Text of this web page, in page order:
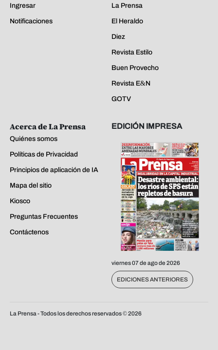
Ingresar
Notificaciones
La Prensa
El Heraldo
Diez
Revista Estilo
Buen Provecho
Revista E&N
GOTV
Acerca de La Prensa
Quiénes somos
Políticas de Privacidad
Principios de aplicación de IA
Mapa del sitio
Kiosco
Preguntas Frecuentes
Contáctenos
EDICIÓN IMPRESA
viernes 07 de ago de 2026
EDICIONES ANTERIORES
La Prensa - Todos los derechos reservados ©2026